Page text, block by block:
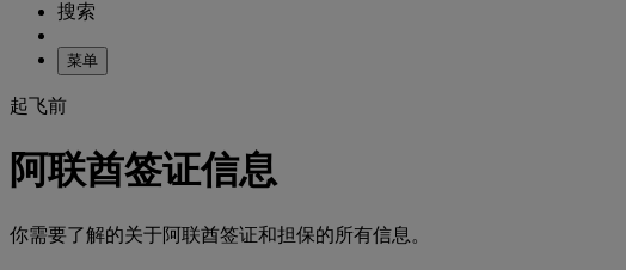
搜索
菜单
起飞前
阿联酋签证信息
你需要了解的关于阿联酋签证和担保的所有信息。